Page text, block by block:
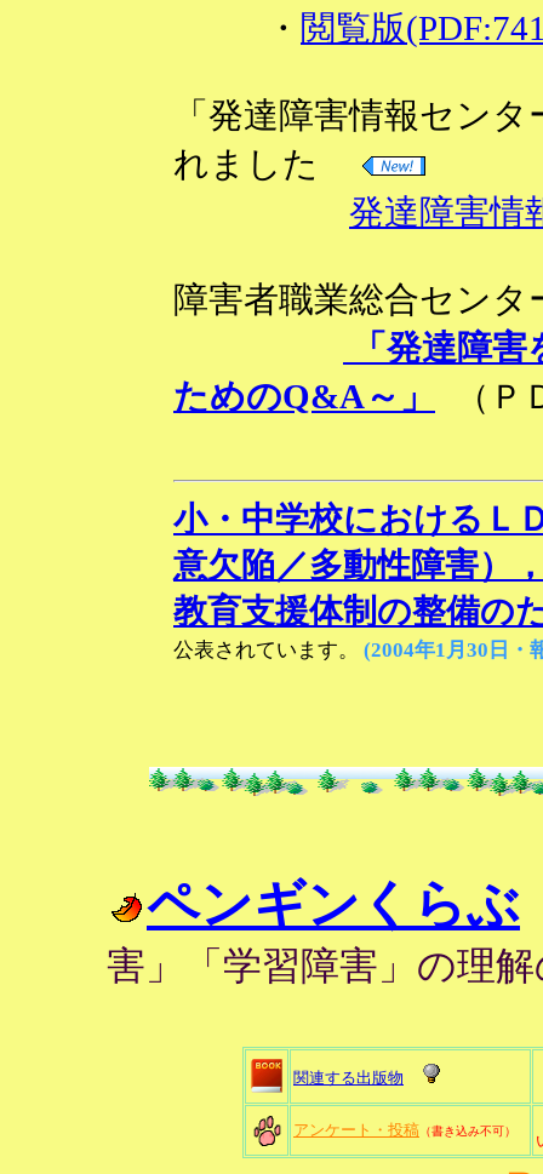
・ 閲覧版
「発達障害情報セン
れました
発達障害情
障害者職業総合センタ
「発達障
ためのQ&A～」
（
小・中学校におけるＬ
意欠陥／多動性障害）
教育支援体制の整備の
公表されています。 (2004年1月30日
ペンギンくらぶ
害」「学習障害」の理
関連する出版物
アンケート・投稿 （書き込み不可）